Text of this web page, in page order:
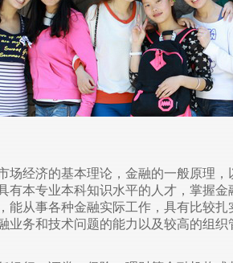
场经济的基本理论，金融的一般原理
有本专业本科知识水平的人才，掌握
能从事各种金融实际工作，具有比较
业务和技术问题的能力以及较高的组织